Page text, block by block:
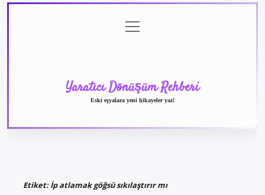
menüyü
aç
Yaratıcı Dönüşüm Rehberi
Eski eşyalara yeni hikayeler yaz!
Etiket:İp atlamak göğsü sıkılaştırır mı